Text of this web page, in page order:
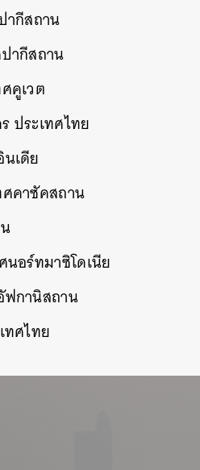
ากีสถาน
ากีสถาน
คูเวต
ประเทศไทย
เดีย
ศคาซัคสถาน
นอร์ทมาซิโดเนีย
ฟกานิสถาน
ทศไทย